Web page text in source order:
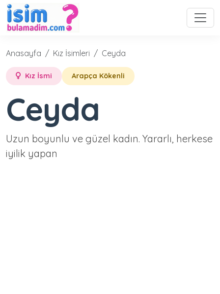
Anasayfa Kız İsimleri Ceyda
Kız İsmi Arapça Kökenli
Ceyda
Uzun boyunlu ve güzel kadın. Yararlı, herkese
iyilik yapan